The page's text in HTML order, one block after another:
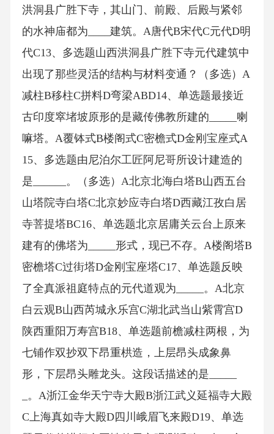
洪洞县广胜下寺，其山门、前殿、后殿与紧邻
的水神庙都为____建筑。A唐代B宋代C元代D明
代C13、多选题山西洪洞县广胜下寺元代建筑中
出现了那些灵活的结构与材料变通？（多选）A
减柱B移柱C拼料D弯梁ABD14、单选题最接近
古印度窣堵坡原形的是藏传佛教所建的_____喇
嘛塔。A覆钵式B楼阁式C密檐式D金刚宝座式A
15、多选题由尼泊尔工匠阿尼哥所设计建造的
是______。（多选）A北京北海白塔B山西五台
山塔院寺白塔C北京妙应寺白塔D西藏江孜白居
寺菩提塔BC16、单选题北京居庸关云台上原来
建有的佛塔为_____形式，现已不存。A楼阁塔B
密檐塔C过街塔D金刚宝座塔C17、单选题反映
了全真派祖庭特点的元代道观为_____。A北京
白云观B山西芮城永乐宫C湖北武当山紫霄宫D
陕西重阳万寿宫B18、单选题前檐减柱两根，为
七铺作双抄双下昂重栱造，上层昂头成象鼻
形，下层昂头雕龙头。这段话描述的是_____
_。A浙江金华天宁寺大殿B浙江武义延福寺大殿
C上海真如寺大殿D四川峨眉飞来殿D19、单选